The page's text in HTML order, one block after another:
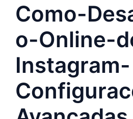
Como-
o-Online-
Instagram-